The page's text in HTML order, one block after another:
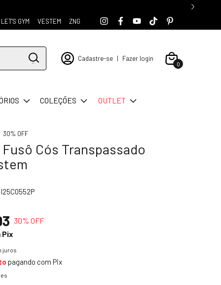
LET'S GYM VESTEM ZNG
Cadastre-se | Fazer login
0
COLEÇÕES OUTLET
30% OFF
Cós Transpassado
30% OFF
Pix
juros
pagando com Pix